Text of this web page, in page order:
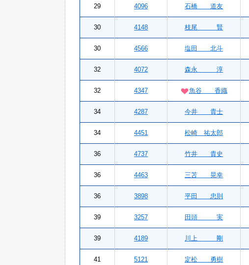
29 4096 石橋 道友
30 4148 枝尾 賢
30 4566 塩田 北斗
32 4072 森永 淳
32 4347 魚谷 香織
34 4287 今井 貴士
34 4451 松崎 祐太郎
36 4737 竹井 貴史
36 4463 三苫 晃幸
36 3898 平田 忠則
39 3257 田頭 実
39 4189 川上 剛
41 5121 定松 勇樹